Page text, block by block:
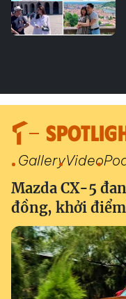
GalleryVideo
Mazda CX-5
đồng, khởi điểm